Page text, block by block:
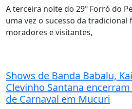
A terceira noite do 29º Forró do
uma vez o sucesso da
moradores e visitantes,
Shows de Banda Babalu,
Clevinho Santana
de Carnaval em Mucuri